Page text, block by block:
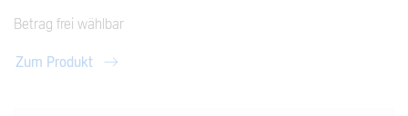
Betrag frei wählbar
Zum Produkt